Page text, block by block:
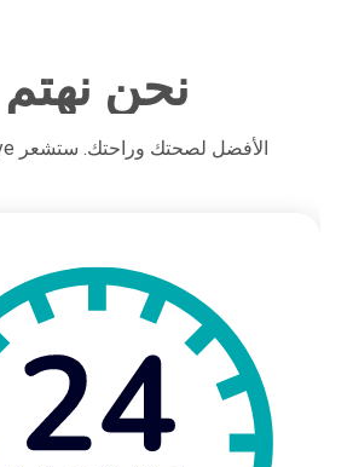
نحن